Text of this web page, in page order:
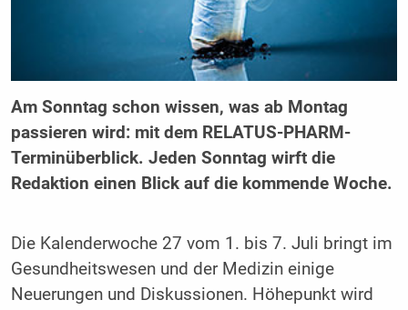
Am Sonntag schon wissen, was ab Montag
passieren wird: mit dem RELATUS-PHARM-
Terminüberblick. Jeden Sonntag wirft die
Redaktion einen Blick auf die kommende Woche.
Die Kalenderwoche 27 vom 1. bis 7. Juli bringt im
Gesundheitswesen und der Medizin einige
Neuerungen und Diskussionen. Höhepunkt wird